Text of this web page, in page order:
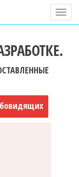
П
о
а